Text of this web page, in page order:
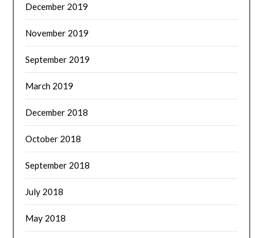
December 2019
November 2019
September 2019
March 2019
December 2018
October 2018
September 2018
July 2018
May 2018